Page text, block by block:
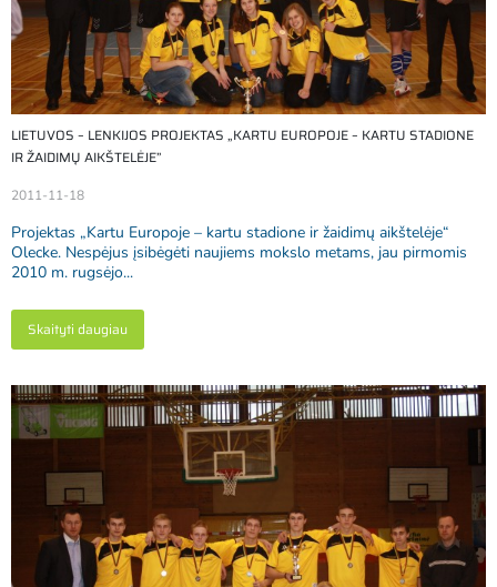
LIETUVOS – LENKIJOS PROJEKTAS „KARTU EUROPOJE – KARTU STADIONE
IR ŽAIDIMŲ AIKŠTELĖJE”
2011-11-18
Projektas „Kartu Europoje – kartu stadione ir žaidimų aikštelėje“
Olecke. Nespėjus įsibėgėti naujiems mokslo metams, jau pirmomis
2010 m. rugsėjo...
Skaityti daugiau